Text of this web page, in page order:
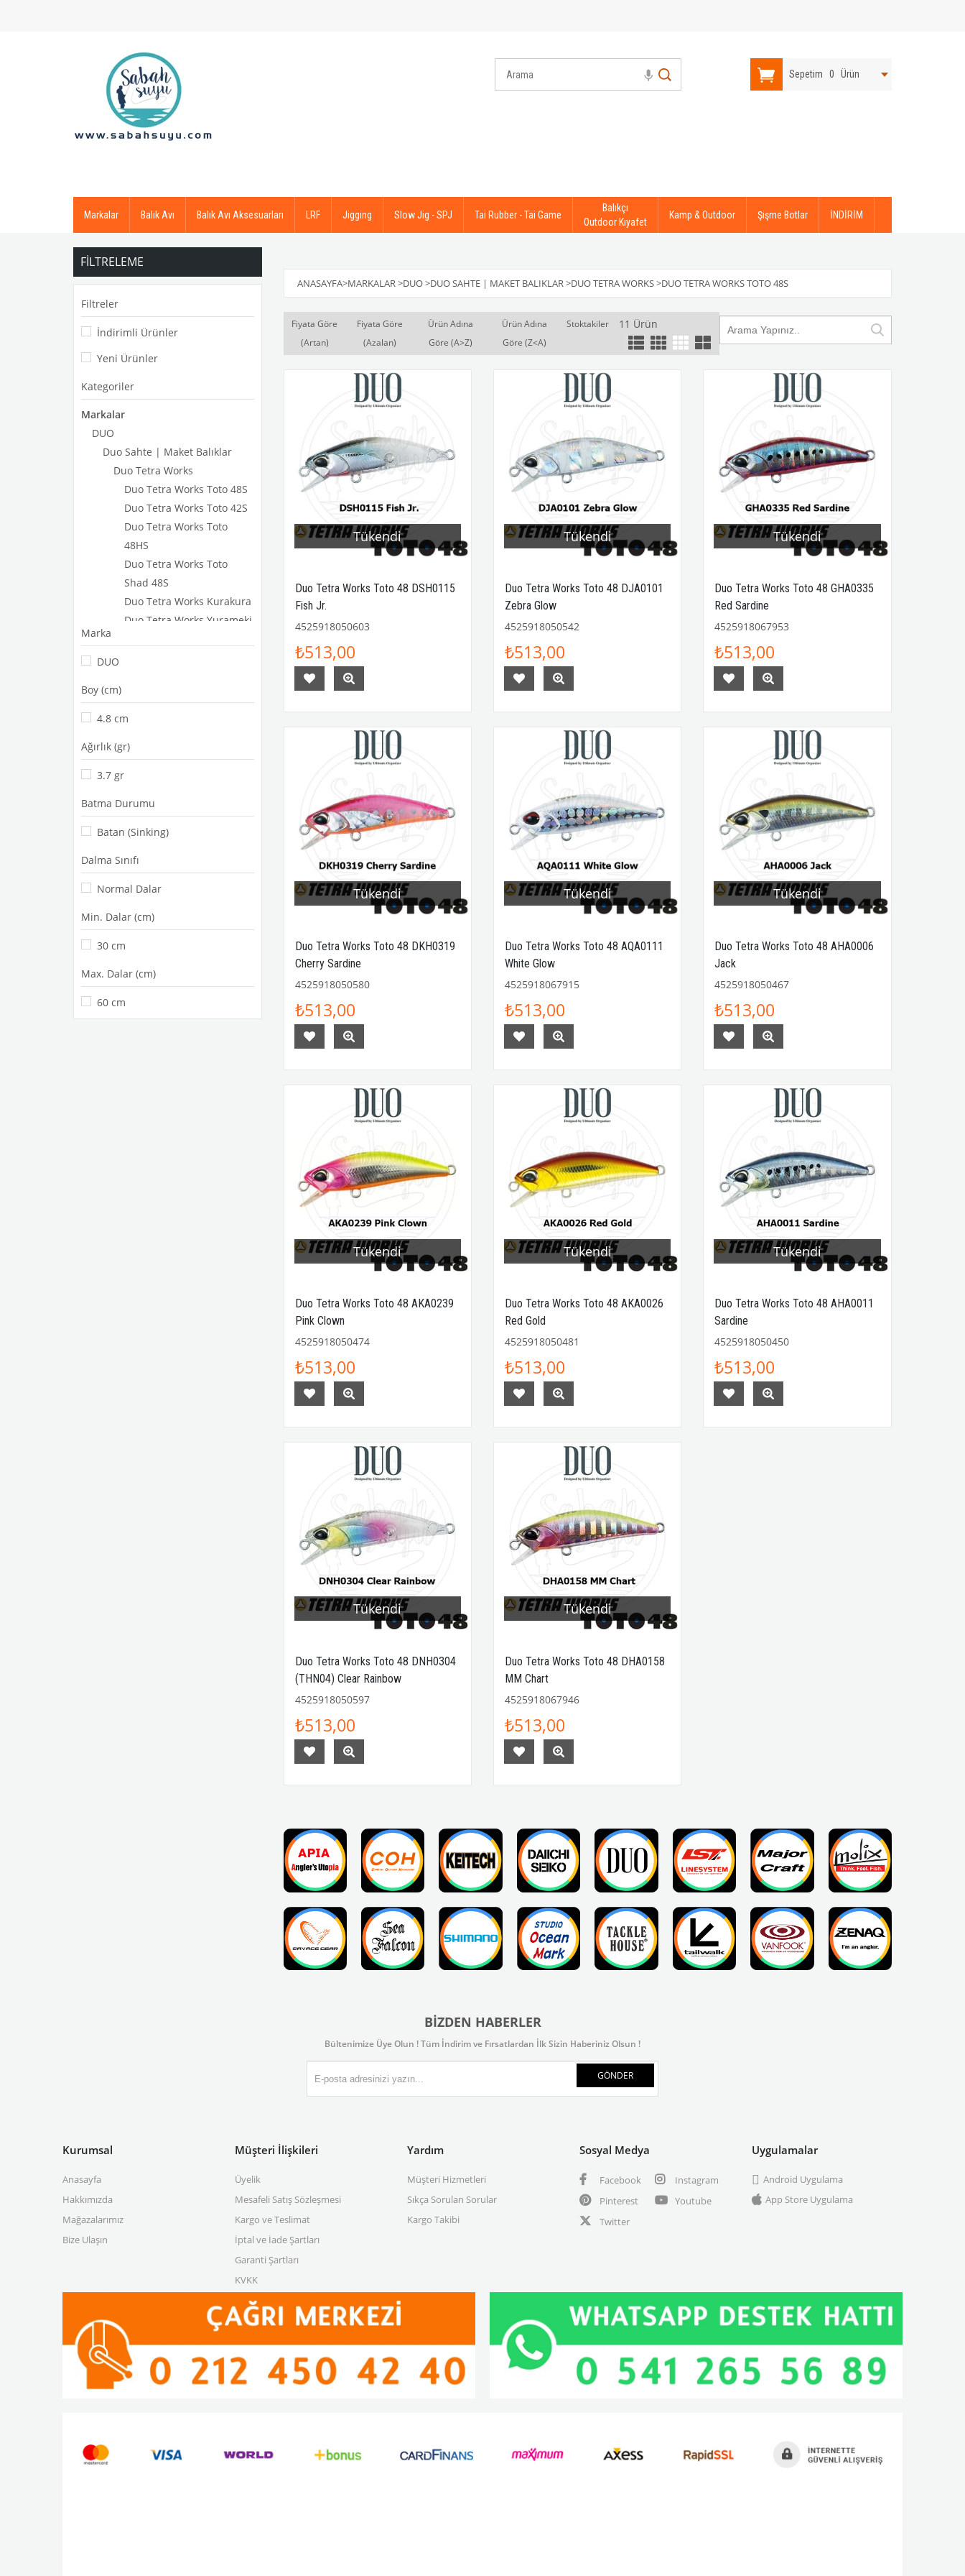
Sepetim 0 Ürün
Markalar Balık Avı Balık Avı Aksesuarları LRF Jigging Slow Jig - SPJ Tai Rubber - Tai Game
Balıkçı
Outdoor Kıyafet
Kamp & Outdoor Şişme Botlar İNDİRİM
FILTRELEME
Filtreler
İndirimli Ürünler
Yeni Ürünler
Kategoriler
Markalar
DUO
Duo Sahte | Maket Balıklar
Duo Tetra Works
Duo Tetra Works Toto 48S
Duo Tetra Works Toto 42S
Duo Tetra Works Toto
48HS
Duo Tetra Works Toto
Shad 48S
Duo Tetra Works Kurakura
Duo Tetra Works Yurameki
Duo Tetra Works Perakko
Duo Tetra Works Ikakko
Duo Tetra Works Spin
Marka
DUO
Boy (cm)
4.8 cm
Ağırlık (gr)
3.7 gr
Batma Durumu
Batan (Sinking)
Dalma Sınıfı
Normal Dalar
Min. Dalar (cm)
30 cm
Max. Dalar (cm)
60 cm
ANASAYFA>MARKALAR>DUO>DUO SAHTE | MAKET BALIKLAR>DUO TETRA WORKS>DUO TETRA WORKS TOTO 48S
Fiyata Göre
(Artan)
Fiyata Göre
(Azalan)
Ürün Adına
Göre (A>Z)
Ürün Adına
Göre (Z<A)
Stoktakiler 11 Ürün
Tükendi
Duo Tetra Works Toto 48 DSH0115
Fish Jr.
4525918050603
₺513,00
Tükendi
Duo Tetra Works Toto 48 DJA0101
Zebra Glow
4525918050542
₺513,00
Tükendi
Duo Tetra Works Toto 48 GHA0335
Red Sardine
4525918067953
₺513,00
Tükendi
Duo Tetra Works Toto 48 DKH0319
Cherry Sardine
4525918050580
₺513,00
Tükendi
Duo Tetra Works Toto 48 AQA0111
White Glow
4525918067915
₺513,00
Tükendi
Duo Tetra Works Toto 48 AHA0006
Jack
4525918050467
₺513,00
Tükendi
Duo Tetra Works Toto 48 AKA0239
Pink Clown
4525918050474
₺513,00
Tükendi
Duo Tetra Works Toto 48 AKA0026
Red Gold
4525918050481
₺513,00
Tükendi
Duo Tetra Works Toto 48 AHA0011
Sardine
4525918050450
₺513,00
Tükendi
Duo Tetra Works Toto 48 DNH0304
(THN04) Clear Rainbow
4525918050597
₺513,00
Tükendi
Duo Tetra Works Toto 48 DHA0158
MM Chart
4525918067946
₺513,00
BIZDEN HABERLER
Bültenimize Üye Olun ! Tüm İndirim ve Fırsatlardan İlk Sizin Haberiniz Olsun !
GÖNDER
Kurumsal
Anasayfa
Hakkımızda
Mağazalarımız
Bize Ulaşın
Müşteri İlişkileri
Üyelik
Mesafeli Satış Sözleşmesi
Kargo ve Teslimat
İptal ve İade Şartları
Garanti Şartları
KVKK
Yardım
Müşteri Hizmetleri
Sıkça Sorulan Sorular
Kargo Takibi
Sosyal Medya
Facebook
Instagram
Pinterest
Youtube
Twitter
Uygulamalar
Android Uygulama
App Store Uygulama